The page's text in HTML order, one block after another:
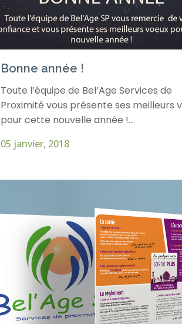
Bonne année !
Toute l’équipe de Bel’Age Services de
Proximité vous présente ses meilleurs
pour cette nouvelle année !...
05 janvier, 2018